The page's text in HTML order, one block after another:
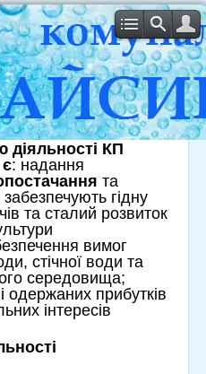
діяльності КП
: надання
та
забезпечують гідну
та сталий розвиток
вимог
стічної води та
середовища;
одержаних прибутків
інтересів